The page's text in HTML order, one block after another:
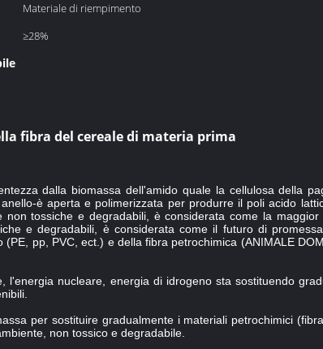
Materiale di riempimento
≥28%
fibra del cereale di materia prima
dalla biomassa dell'amido quale la cellulosa della
è aperta e polimerizzata per produrre il poli acido
tossiche e degradabili, è considerata come la maggior
e degradabili, è considerata come il futuro di
pp, PVC, ect.) e della fibra petrochimica (ANIMALE
nucleare, energia di idrogeno sta sostituendo
per sostituire gradualmente i materiali petrochimici (fibra
non tossico e degradabile.